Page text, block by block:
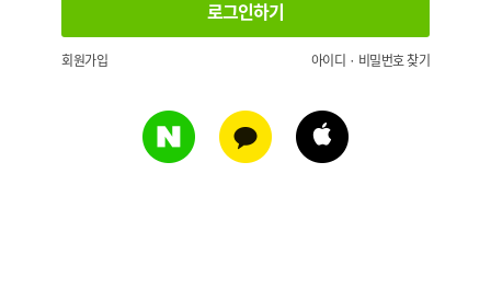
회원가입 아이디 · 비밀번호 찾기